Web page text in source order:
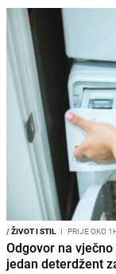
/ŽIVOT I STIL I PRIJE OKO
Odgovor na
jedan deterdžent